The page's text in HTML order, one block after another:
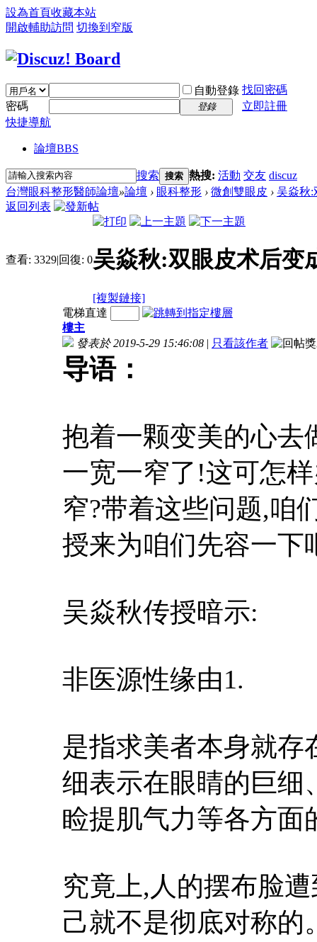
設為首頁收藏本站
開啟輔助訪問 切換到窄版
自動登錄 找回密碼
密碼
登錄
立即註冊
快捷導航
論壇BBS
搜索 搜索 熱搜: 活動 交友 discuz
台灣眼科整形醫師論壇»論壇 › 眼科整形 › 微創雙眼皮 › 吴焱秋:
返回列表
查看: 3329|回復: 0吴焱秋:双眼皮术后变
[複製鏈接]
電梯直達
樓主
發表於 2019-5-29 15:46:08 | 只看該作者
导语：
抱着一颗变美的心去
一宽一窄了!这可怎
窄?带着这些问题,咱
授来为咱们先容一下
吴焱秋传授暗示:
非医源性缘由1.
是指求美者本身就存
细表示在眼睛的巨细
睑提肌气力等各方面
究竟上,人的摆布脸
己就不是彻底对称的